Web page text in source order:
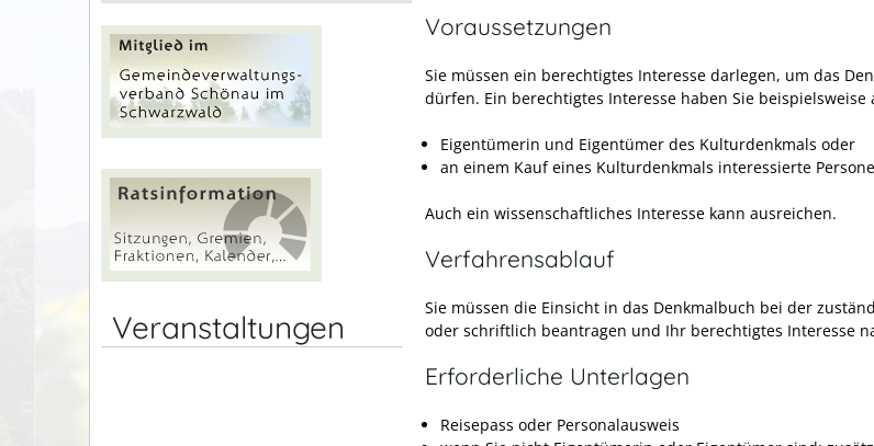
Veranstaltungen
Voraussetzungen
Sie müssen ein berechtigtes Interesse darlegen, um das
dürfen. Ein berechtigtes Interesse haben Sie beispielsweise
Eigentümerin und Eigentümer des Kulturdenkmals oder
an einem Kaufeines Kulturdenkmals interessierte
Auch ein wissenschaftliches Interesse kann ausreichen.
Verfahrensablauf
Sie müssen die Einsicht in das Denkmalbuch bei der
oder schriftlich beantragen und Ihr berechtigtes Interesse
Erforderliche Unterlagen
Reisepass oder Personalausweis